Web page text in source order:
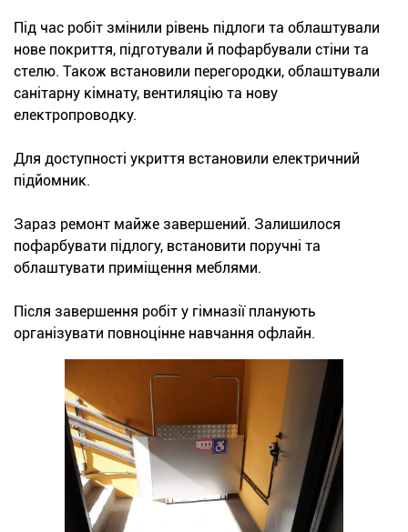
Під час робіт змінили рівень підлоги та облаштували
нове покриття, підготували й пофарбували стіни та
стелю. Також встановили перегородки, облаштували
санітарну кімнату, вентиляцію та нову
електропроводку.
Для доступності укриття встановили електричний
підйомник.
Зараз ремонт майже завершений. Залишилося
пофарбувати підлогу, встановити поручні та
облаштувати приміщення меблями.
Після завершення робіт у гімназії планують
організувати повноцінне навчання офлайн.